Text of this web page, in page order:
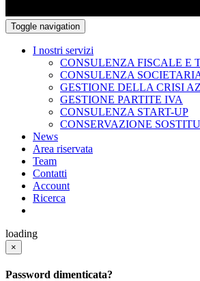
Toggle navigation
I nostri servizi
CONSULENZA FISCALE E
CONSULENZA
GESTIONE DELLA CRISI
GESTIONE PARTITE IVA
CONSULENZA START-UP
CONSERVAZIONE
News
Area riservata
Team
Contatti
Account
Ricerca
loading
×
Password dimenticata?